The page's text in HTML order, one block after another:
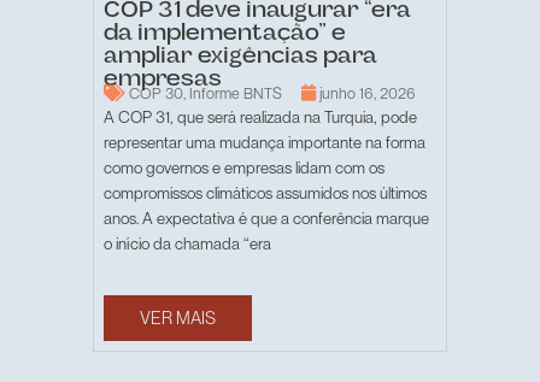
COP 31 deve inaugurar “era
da implementação” e
ampliar exigências para
empresas
COP 30, Informe BNTS junho 16, 2026
A COP 31, que será realizada na Turquia, pode
representar uma mudança importante na forma
como governos e empresas lidam com os
compromissos climáticos assumidos nos últimos
anos. A expectativa é que a conferência marque
o início da chamada “era
VER MAIS